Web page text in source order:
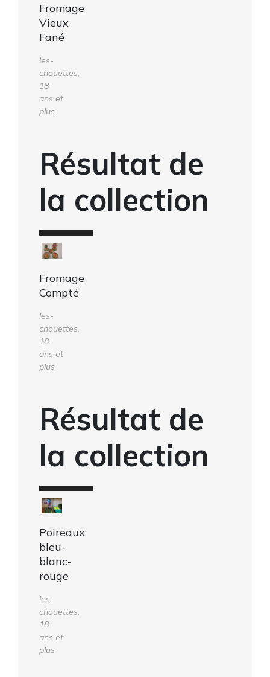
Fromage
Vieux
Fané
les-
chouettes,
18
ans et
plus
Résultat de
la collection
Fromage
Compté
les-
chouettes,
18
ans et
plus
Résultat de
la collection
Poireaux
bleu-
blanc-
rouge
les-
chouettes,
18
ans et
plus